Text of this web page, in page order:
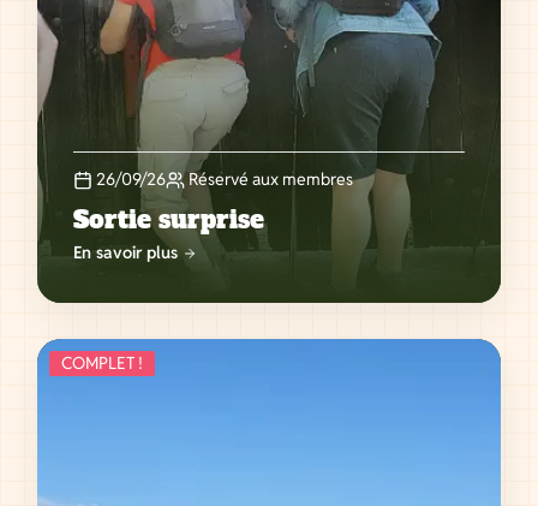
26/09/26 Réservé aux membres
Sortie surprise
En savoir plus
COMPLET !